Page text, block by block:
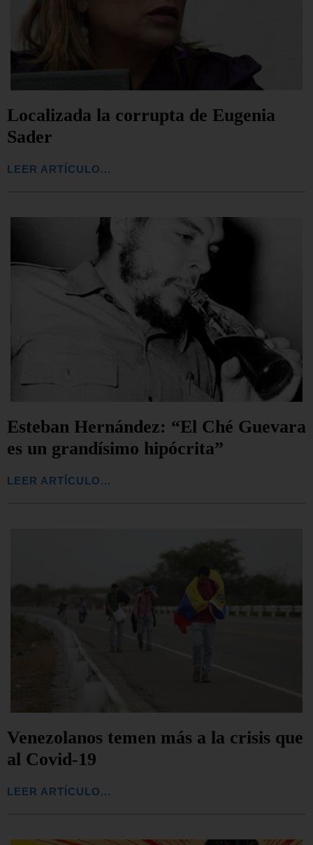
Localizada la corrupta de Eugenia
Sader
LEER ARTÍCULO...
Esteban Hernández: “El Ché Guevara
es un grandísimo hipócrita”
LEER ARTÍCULO...
Venezolanos temen más a la crisis que
al Covid-19
LEER ARTÍCULO...